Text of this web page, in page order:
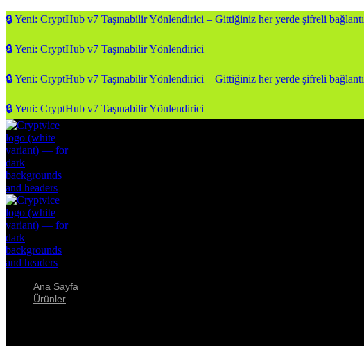
🔒 Yeni: CryptHub v7 Taşınabilir Yönlendirici – Gittiğiniz her yerde şifreli bağlantı
🔒 Yeni: CryptHub v7 Taşınabilir Yönlendirici
🔒 Yeni: CryptHub v7 Taşınabilir Yönlendirici – Gittiğiniz her yerde şifreli bağlantı
🔒 Yeni: CryptHub v7 Taşınabilir Yönlendirici
Ana Sayfa
Ürünler